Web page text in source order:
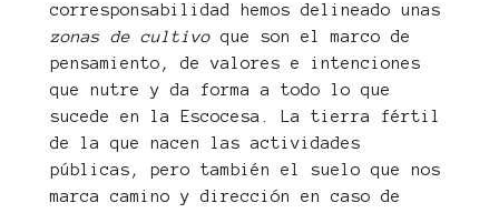
corresponsabilidad hemos delineado unas
zonas de cultivo que son el marco de
pensamiento, de valores e intenciones
que nutre y da forma a todo lo que
sucede en la Escocesa. La tierra fértil
de la que nacen las actividades
públicas, pero también el suelo que nos
marca camino y dirección en caso de